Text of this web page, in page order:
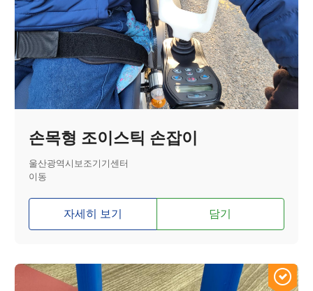
손목형 조이스틱 손잡이
울산광역시보조기기센터
이동
자세히 보기 담기